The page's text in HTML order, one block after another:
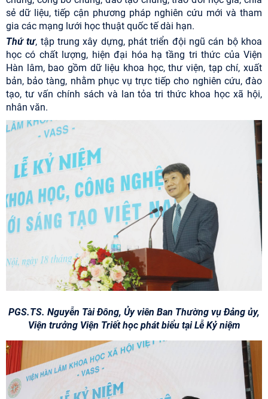
sẻ dữ liệu, tiếp cận phương pháp nghiên cứu mới và tham
gia các mạng lưới học thuật quốc tế dài hạn.
Thứ tư, tập trung xây dựng, phát triển đội ngũ cán bộ khoa
học có chất lượng, hiện đại hóa hạ tầng tri thức của Viện
Hàn lâm, bao gồm dữ liệu khoa học, thư viện, tạp chí, xuất
bản, bảo tàng, nhằm phục vụ trực tiếp cho nghiên cứu, đào
tạo, tư vấn chính sách và lan tỏa tri thức khoa học xã hội,
nhân văn.
PGS.TS. Nguyễn Tài Đông, Ủy viên Ban Thường vụ Đảng ủy,
Viện trưởng Viện Triết học phát biểu tại Lễ Kỷ niệm